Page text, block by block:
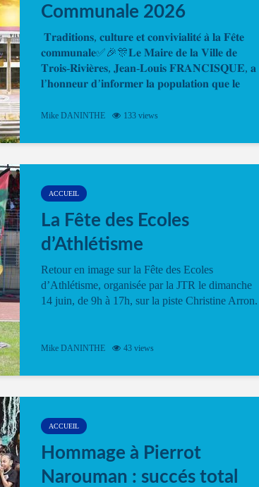
Communale 2026
𝐓𝐫𝐚𝐝𝐢𝐭𝐢𝐨𝐧𝐬, 𝐜𝐮𝐥𝐭𝐮𝐫𝐞 𝐞𝐭 𝐜𝐨𝐧𝐯𝐢𝐯𝐢𝐚𝐥𝐢𝐭𝐞́ 𝐚̀ 𝐥𝐚 𝐅𝐞̂𝐭𝐞
𝐜𝐨𝐦𝐦𝐮𝐧𝐚𝐥𝐞✅🎉🎊𝐋𝐞 𝐌𝐚𝐢𝐫𝐞 𝐝𝐞 𝐥𝐚 𝐕𝐢𝐥𝐥𝐞 𝐝𝐞
𝐓𝐫𝐨𝐢𝐬-𝐑𝐢𝐯𝐢𝐞̀𝐫𝐞𝐬, 𝐉𝐞𝐚𝐧-𝐋𝐨𝐮𝐢𝐬 𝐅𝐑𝐀𝐍𝐂𝐈𝐒𝐐𝐔𝐄, 𝐚
𝐥’𝐡𝐨𝐧𝐧𝐞𝐮𝐫 𝐝’𝐢𝐧𝐟𝐨𝐫𝐦𝐞𝐫 𝐥𝐚 𝐩𝐨𝐩𝐮𝐥𝐚𝐭𝐢𝐨𝐧 𝐪𝐮𝐞 𝐥𝐞
Mike DANINTHE 133 views
ACCUEIL
La Fête des Ecoles
d’Athlétisme
Retour en image sur la Fête des Ecoles
d’Athlétisme, organisée par la JTR le dimanche
14 juin, de 9h à 17h, sur la piste Christine Arron.
Mike DANINTHE 43 views
ACCUEIL
Hommage à Pierrot
Narouman : succés total